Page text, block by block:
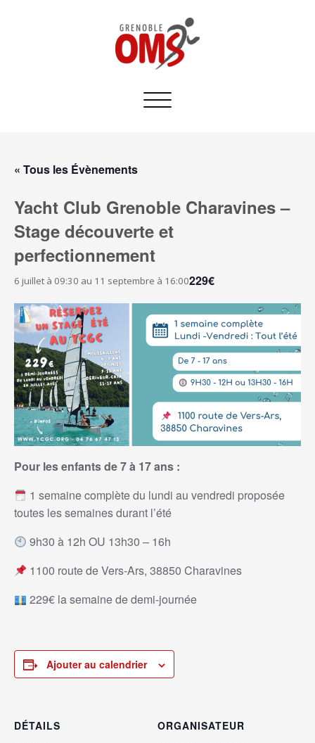
Afficher/masquer
« Tous les Évènements
Yacht Club Grenoble Charavines –
Stage découverte et
perfectionnement
6 juillet à 09:30 au 11 septembre à 16:00229€
Pour les enfants de 7 à 17 ans :
1 semaine complète du lundi au vendredi proposée
toutes les semaines durant l’été
9h30 à 12h OU 13h30 – 16h
1100 route de Vers-Ars, 38850 Charavines
229€ la semaine de demi-journée
Ajouter au calendrier
DÉTAILS ORGANISATEUR